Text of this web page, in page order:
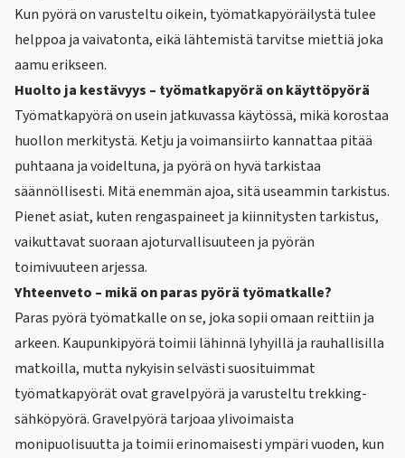
Kun pyörä on varusteltu oikein, työmatkapyöräilystä tulee
helppoa ja vaivatonta, eikä lähtemistä tarvitse miettiä joka
aamu erikseen.
Huolto ja kestävyys – työmatkapyörä on käyttöpyörä
Työmatkapyörä on usein jatkuvassa käytössä, mikä korostaa
huollon merkitystä. Ketju ja voimansiirto kannattaa pitää
puhtaana ja voideltuna, ja pyörä on hyvä tarkistaa
säännöllisesti. Mitä enemmän ajoa, sitä useammin tarkistus.
Pienet asiat, kuten rengaspaineet ja kiinnitysten tarkistus,
vaikuttavat suoraan ajoturvallisuuteen ja pyörän
toimivuuteen arjessa.
Yhteenveto – mikä on paras pyörä työmatkalle?
Paras pyörä työmatkalle on se, joka sopii omaan reittiin ja
arkeen. Kaupunkipyörä toimii lähinnä lyhyillä ja rauhallisilla
matkoilla, mutta nykyisin selvästi suosituimmat
työmatkapyörät ovat gravelpyörä ja varusteltu trekking-
sähköpyörä. Gravelpyörä tarjoaa ylivoimaista
monipuolisuutta ja toimii erinomaisesti ympäri vuoden, kun